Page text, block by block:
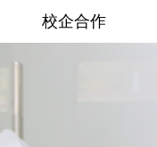
校企合作